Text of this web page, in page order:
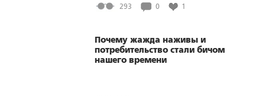
293
0 1
Почему жажда наживы и
потребительство стали бичом
нашего времени